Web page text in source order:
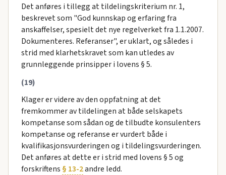
Det anføres i tillegg at tildelingskriterium nr. 1,
beskrevet som "God kunnskap og erfaring fra
anskaffelser, spesielt det nye regelverket fra 1.1.2007.
Dokumenteres. Referanser", er uklart, og således i
strid med klarhetskravet som kan utledes av
grunnleggende prinsipper i lovens § 5.
(19)
Klager er videre av den oppfatning at det
fremkommer av tildelingen at både selskapets
kompetanse som sådan og de tilbudte konsulenters
kompetanse og referanse er vurdert både i
kvalifikasjonsvurderingen og i tildelingsvurderingen.
Det anføres at dette er i strid med lovens § 5 og
forskriftens § 13-2andre ledd.